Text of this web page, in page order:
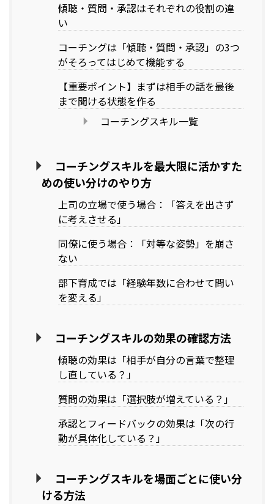
傾聴・質問・承認はそれぞれの役割の違
い
コーチングは「傾聴・質問・承認」の3つ
がそろってはじめて機能する
【重要ポイント】まずは相手の話を最後
まで聞ける状態を作る
コーチングスキル一覧
コーチングスキルを最大限に活かすた
めの使い分けのやり方
上司の立場で使う場合：「答えを出さず
に考えさせる」
同僚に使う場合：「対等な姿勢」を崩さ
ない
部下育成では「経験年数に合わせて問い
を変える」
コーチングスキルの効果の確認方法
傾聴の効果は「相手が自分の言葉で整理
し直している？」
質問の効果は「選択肢が増えている？」
承認とフィードバックの効果は「次の行
動が具体化している？」
コーチングスキルを場面ごとに使い分
ける方法